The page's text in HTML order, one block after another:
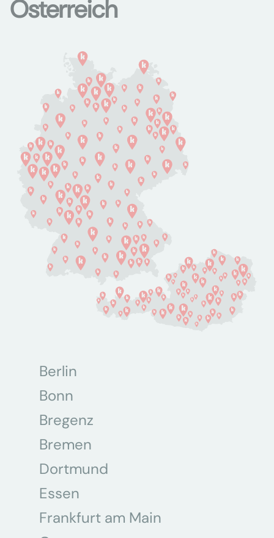
Österreich
Berlin
Bonn
Bregenz
Bremen
Dortmund
Essen
Frankfurt am Main